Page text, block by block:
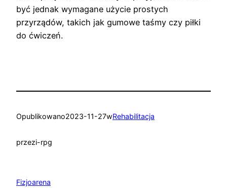
być jednak wymagane użycie prostych
przyrządów, takich jak gumowe taśmy czy piłki
do ćwiczeń.
Opublikowano2023-11-27wRehabilitacja
przezi-rpg
Fizjoarena